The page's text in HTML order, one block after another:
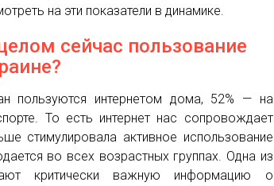
на эти показатели в динамике.
сейчас пользование
пользуются интернетом дома, 52% — на
То есть интернет нас сопровождает
стимулировала активное использование
во всех возрастных группах. Одна из
критически важную информацию о